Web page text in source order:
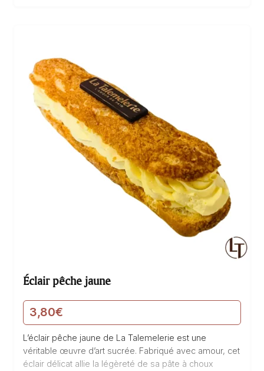
Éclair pêche jaune
3,80€
L’éclair pêche jaune de La Talemelerie est une
véritable œuvre d’art sucrée. Fabriqué avec amour, cet
éclair délicat allie la légèreté de sa pâte à choux